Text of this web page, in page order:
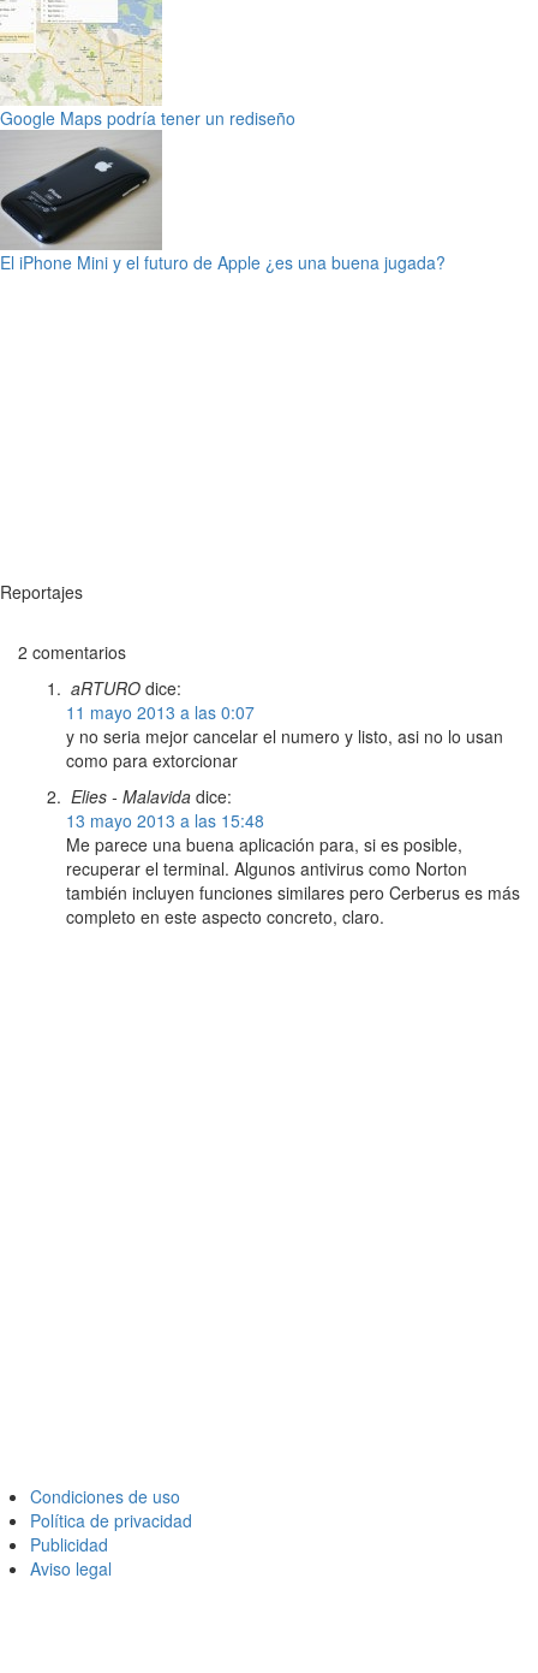
Google Maps podría tener un rediseño
El iPhone Mini y el futuro de Apple ¿es una buena jugada?
Reportajes
2 comentarios
aRTURO dice:
11 mayo 2013 a las 0:07
y no seria mejor cancelar el numero y listo, asi no lo usan
como para extorcionar
Elies - Malavida dice:
13 mayo 2013 a las 15:48
Me parece una buena aplicación para, si es posible,
recuperar el terminal. Algunos antivirus como Norton
también incluyen funciones similares pero Cerberus es más
completo en este aspecto concreto, claro.
Condiciones de uso
Política de privacidad
Publicidad
Aviso legal